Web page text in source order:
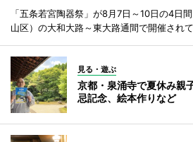
「五条若宮陶器祭」が8月7日～10日の4日
山区）の大和大路～東大路通間で開催されて
見る・遊ぶ
京都・泉涌寺で夏休み
忌記念、絵本作りなど